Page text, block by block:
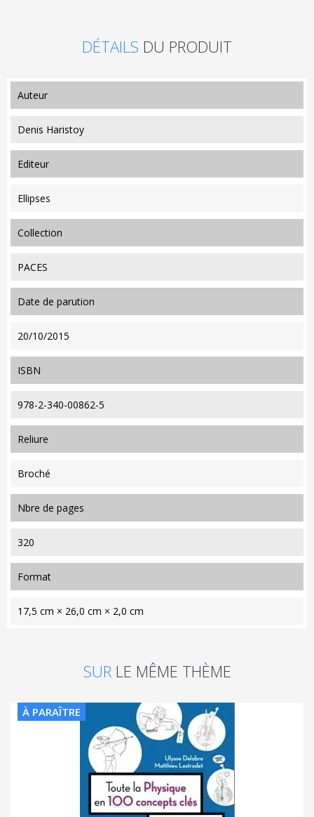
DÉTAILS DU PRODUIT
auteur
Denis Haristoy
editeur
Ellipses
collection
PACES
date de parution
20/10/2015
ISBN
978-2-340-00862-5
reliure
Broché
nbre de pages
320
format
17,5 cm × 26,0 cm × 2,0 cm
SUR LE MÊME THÈME
À PARAÎTRE